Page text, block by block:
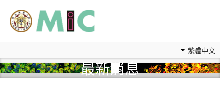
繁體中文
最新消息